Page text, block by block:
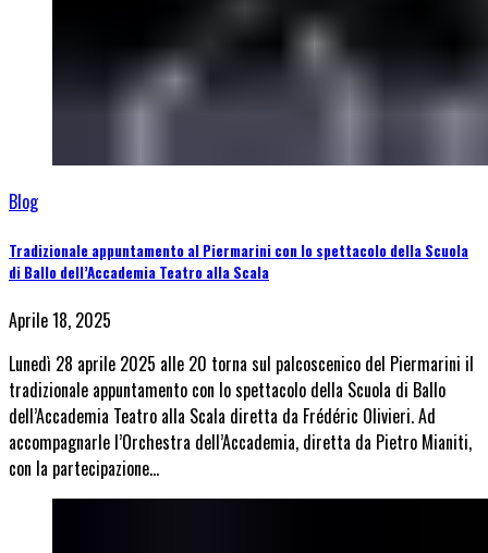
Blog
Tradizionale appuntamento al Piermarini con lo spettacolo della Scuola
di Ballo dell’Accademia Teatro alla Scala
Aprile 18, 2025
Lunedì 28 aprile 2025 alle 20 torna sul palcoscenico del Piermarini il
tradizionale appuntamento con lo spettacolo della Scuola di Ballo
dell’Accademia Teatro alla Scala diretta da Frédéric Olivieri. Ad
accompagnarle l’Orchestra dell’Accademia, diretta da Pietro Mianiti,
con la partecipazione…